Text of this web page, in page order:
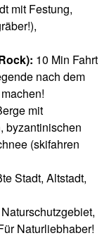
mit Festung,
10 Min Fahrt
nach dem
mit
byzantinischen
(skifahren
Stadt, Altstadt,
Naturliebhaber!